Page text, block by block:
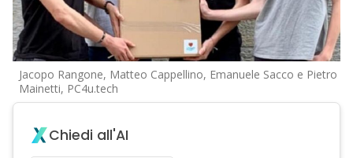
Jacopo Rangone, Matteo Cappellino, Emanuele Sacco e Pietro
Mainetti, PC4u.tech
Chiedi all'AI